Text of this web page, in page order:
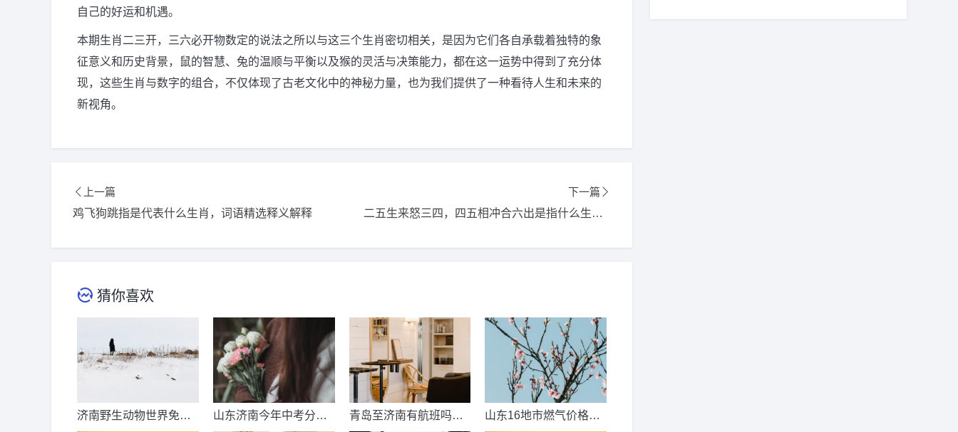
自己的好运和机遇。
本期生肖二三开，三六必开物数定的说法之所以与这三个生肖密切相关，是因为它们各自承载着独特的象
征意义和历史背景，鼠的智慧、兔的温顺与平衡以及猴的灵活与决策能力，都在这一运势中得到了充分体
现，这些生肖与数字的组合，不仅体现了古老文化中的神秘力量，也为我们提供了一种看待人生和未来的
新视角。
上一篇
鸡飞狗跳指是代表什么生肖，词语精选释义解释
下一篇
二五生来怒三四，四五相冲合六出是指什么生肖,打一精选词语释义解释落实
猜你喜欢
济南野生动物世界免票
山东济南今年中考分数
青岛至济南有航班吗？
山东16地市燃气价格明